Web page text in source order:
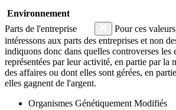
Environnement
Parts de l'entreprise
Pour ces
intéressons aux parts des entreprises et non
indiquons donc dans quelles controverses les
représentées par leur activité, en partie par la
des affaires ou dont elles sont gérées, en
elles gagnent de l'argent.
Organismes Génétiquement Modifiés